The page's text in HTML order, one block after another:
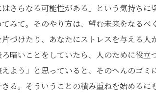
はさらなる可能性がある」という気持ち
みて。そのやり方は、望む未来をなる
片づけたり、あなたにストレスを与える
ろ暗いことをしていたら、人のために役
えよう」と思っていると、そのへんのゴ
る。そういうことの積み重ねを始める